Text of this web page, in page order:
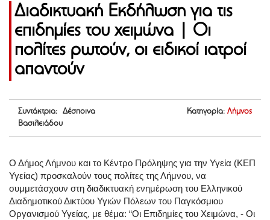
Διαδικτυακή Εκδήλωση για τις
επιδημίες του χειμώνα | Οι
πολίτες ρωτούν, οι ειδικοί ιατροί
απαντούν
Συντάκτρια: Δέσποινα
Βασιλειάδου
Κατηγορία: Λήμνος
Ο Δήμος Λήμνου και το Κέντρο Πρόληψης για την Υγεία (ΚΕΠ
Υγείας) προσκαλούν τους πολίτες της Λήμνου, να
συμμετάσχουν στη διαδικτυακή ενημέρωση του Ελληνικού
Διαδημοτικού Δικτύου Υγιών Πόλεων του Παγκόσμιου
Οργανισμού Υγείας, με θέμα: “Οι Επιδημίες του Χειμώνα, - Οι